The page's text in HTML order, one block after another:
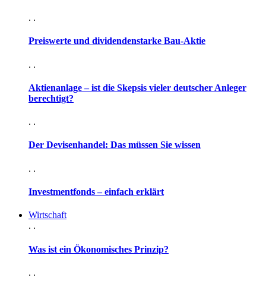
. .
Preiswerte und dividendenstarke Bau-Aktie
. .
Aktienanlage – ist die Skepsis vieler deutscher Anleger
berechtigt?
. .
Der Devisenhandel: Das müssen Sie wissen
. .
Investmentfonds – einfach erklärt
Wirtschaft
. .
Was ist ein Ökonomisches Prinzip?
. .